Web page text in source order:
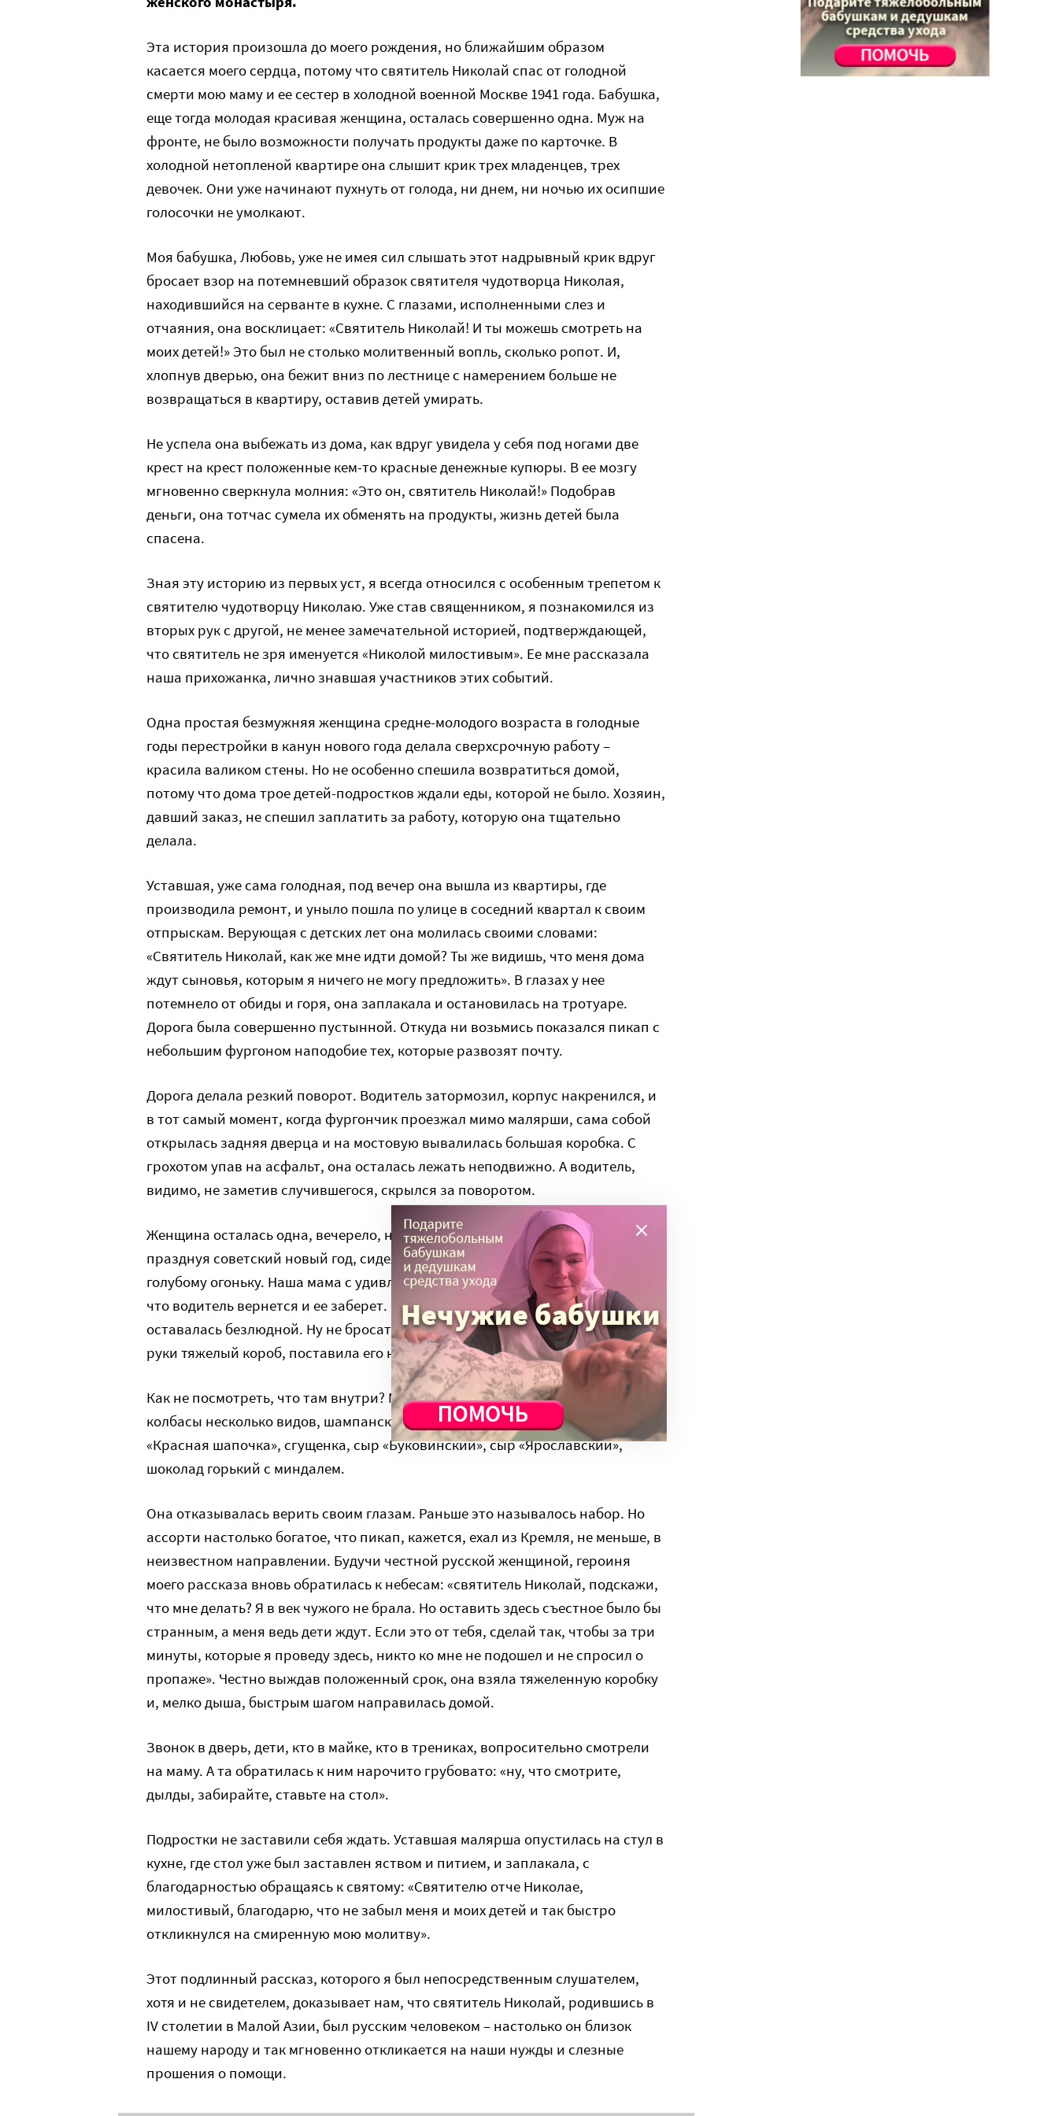
Эта история произошла до моего рождения, но ближайшим образом
касается моего сердца, потому что святитель Николай спас от голодной
смерти мою маму и ее сестер в холодной военной Москве 1941 года. Бабушка,
еще тогда молодая красивая женщина, осталась совершенно одна. Муж на
фронте, не было возможности получать продукты даже по карточке. В
холодной нетопленой квартире она слышит крик трех младенцев, трех
девочек. Они уже начинают пухнуть от голода, ни днем, ни ночью их осипшие
голосочки не умолкают.
Моя бабушка, Любовь, уже не имея сил слышать этот надрывный крик вдруг
бросает взор на потемневший образок святителя чудотворца Николая,
находившийся на серванте в кухне. С глазами, исполненными слез и
отчаяния, она восклицает: «Святитель Николай! И ты можешь смотреть на
моих детей!» Это был не столько молитвенный вопль, сколько ропот. И,
хлопнув дверью, она бежит вниз по лестнице с намерением больше не
возвращаться в квартиру, оставив детей умирать.
Не успела она выбежать из дома, как вдруг увидела у себя под ногами две
крест на крест положенные кем-то красные денежные купюры. В ее мозгу
мгновенно сверкнула молния: «Это он, святитель Николай!» Подобрав
деньги, она тотчас сумела их обменять на продукты, жизнь детей была
спасена.
Зная эту историю из первых уст, я всегда относился с особенным трепетом к
святителю чудотворцу Николаю. Уже став священником, я познакомился из
вторых рук с другой, не менее замечательной историей, подтверждающей,
что святитель не зря именуется «Николой милостивым». Ее мне рассказала
наша прихожанка, лично знавшая участников этих событий.
Одна простая безмужняя женщина средне-молодого возраста в голодные
годы перестройки в канун нового года делала сверхсрочную работу –
красила валиком стены. Но не особенно спешила возвратиться домой,
потому что дома трое детей-подростков ждали еды, которой не было. Хозяин,
давший заказ, не спешил заплатить за работу, которую она тщательно
делала.
Уставшая, уже сама голодная, под вечер она вышла из квартиры, где
производила ремонт, и уныло пошла по улице в соседний квартал к своим
отпрыскам. Верующая с детских лет она молилась своими словами:
«Святитель Николай, как же мне идти домой? Ты же видишь, что меня дома
ждут сыновья, которым я ничего не могу предложить». В глазах у нее
потемнело от обиды и горя, она заплакала и остановилась на тротуаре.
Дорога была совершенно пустынной. Откуда ни возьмись показался пикап с
небольшим фургоном наподобие тех, которые развозят почту.
Дорога делала резкий поворот. Водитель затормозил, корпус накренился, и
в тот самый момент, когда фургончик проезжал мимо малярши, сама собой
открылась задняя дверца и на мостовую вывалилась большая коробка. С
грохотом упав на асфальт, она осталась лежать неподвижно. А водитель,
видимо, не заметив случившегося, скрылся за поворотом.
Женщина осталась одна, вечерело, на улице не было ни души. Народ,
празднуя советский новый год, сидел по своим квартирам, готовился к
голубому огоньку. Наша мама с удивлением смотрела на эту коробку, ожидая,
что водитель вернется и ее заберет. Прошла минута, три, пять. Улица
оставалась безлюдной. Ну не бросать же эту коробку. Она подошла и, взяв в
руки тяжелый короб, поставила его на скамейку.
Как не посмотреть, что там внутри? Мама раскрыла коробку и ахнула:
колбасы несколько видов, шампанское, коньяк, конфеты «Мишка на Севере»,
«Красная шапочка», сгущенка, сыр «Буковинский», сыр «Ярославский»,
шоколад горький с миндалем.
Она отказывалась верить своим глазам. Раньше это называлось набор. Но
ассорти настолько богатое, что пикап, кажется, ехал из Кремля, не меньше, в
неизвестном направлении. Будучи честной русской женщиной, героиня
моего рассказа вновь обратилась к небесам: «святитель Николай, подскажи,
что мне делать? Я в век чужого не брала. Но оставить здесь съестное было бы
странным, а меня ведь дети ждут. Если это от тебя, сделай так, чтобы за три
минуты, которые я проведу здесь, никто ко мне не подошел и не спросил о
пропаже». Честно выждав положенный срок, она взяла тяжеленную коробку
и, мелко дыша, быстрым шагом направилась домой.
Звонок в дверь, дети, кто в майке, кто в трениках, вопросительно смотрели
на маму. А та обратилась к ним нарочито грубовато: «ну, что смотрите,
дылды, забирайте, ставьте на стол».
Подростки не заставили себя ждать. Уставшая малярша опустилась на стул в
кухне, где стол уже был заставлен яством и питием, и заплакала, с
благодарностью обращаясь к святому: «Святителю отче Николае,
милостивый, благодарю, что не забыл меня и моих детей и так быстро
откликнулся на смиренную мою молитву».
Этот подлинный рассказ, которого я был непосредственным слушателем,
хотя и не свидетелем, доказывает нам, что святитель Николай, родившись в
IV столетии в Малой Азии, был русским человеком – настолько он близок
нашему народу и так мгновенно откликается на наши нужды и слезные
прошения о помощи.